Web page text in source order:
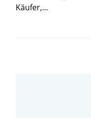
Käufer,...